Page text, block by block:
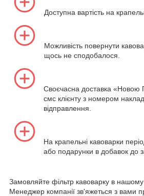
Доступна вартість на
Можливість повернути
щось не сподобалося.
Своєчасна доставка «Новою
смс клієнту з номером
відправлення.
На крапельні кавоварки
або подарунки в добавок до
Замовляйте фільтр кавоварку в нашому
Менеджер компанії зв'яжеться з вами